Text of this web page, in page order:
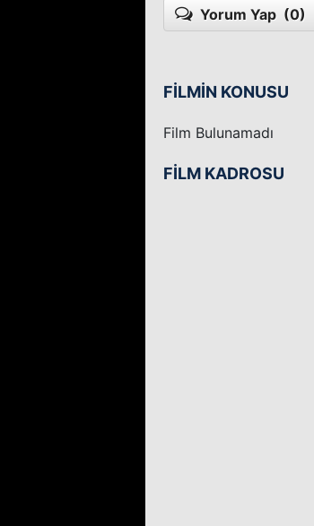
Yorum Yap (0)
FİLMİN KONUSU
Film Bulunamadı
FİLM KADROSU